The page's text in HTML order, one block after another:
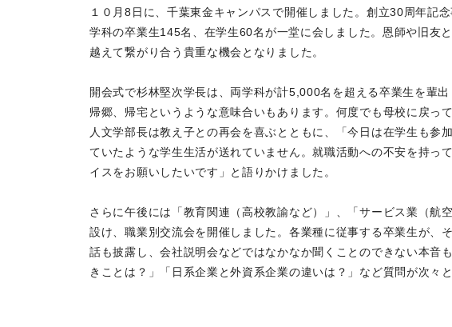
１０月8日に、千葉東金キャンパスで開催しました。創立30周年記
学科の卒業生145名、在学生60名が一堂に会しました。恩師や旧友
越えて繋がり合う貴重な機会となりました。
開会式で杉林堅次学長は、両学科が計5,000名を超える卒業生を輩
帰郷、帰宅というような意味合いもあります。何度でも母校に戻っ
人文学部長は教え子との再会を喜ぶとともに、「今日は在学生も
ていたような学生生活が送れていません。就職活動への不安を持っ
イスをお願いしたいです」と語りかけました。
さらに午後には「教育関連（高校教諭など）」、「サービス業（航
設け、職業別交流会を開催しました。各業種に従事する卒業生が、
話も披露し、会社説明会などではなかなか聞くことのできない本音
きことは？」「日系企業と外資系企業の違いは？」など質問が次々